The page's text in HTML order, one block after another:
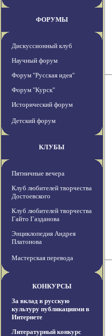
ФОРУМЫ
Дискуссионный клуб
Научный форум
Форум "Русская идея"
Форум "Курск"
Исторический форум
Детский форум
КЛУБЫ
Пятничные вечера
Клуб любителей творчества
Достоевского
Клуб любителей творчества
Гайто Газданова
Энциклопедия Андрея
Платонова
Мастерская перевода
КОНКУРСЫ
За вклад в русскую
культуру публикациями в
Интернете
Литературный конкурс